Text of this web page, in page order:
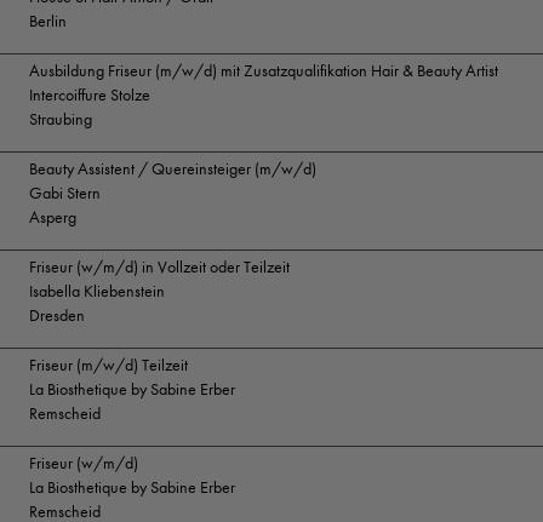
Berlin
Ausbildung Friseur (m/w/d) mit Zusatzqualifikation Hair & Beauty Artist
Intercoiffure Stolze
Straubing
Beauty Assistent / Quereinsteiger (m/w/d)
Gabi Stern
Asperg
Friseur (w/m/d) in Vollzeit oder Teilzeit
Isabella Kliebenstein
Dresden
Friseur (m/w/d) Teilzeit
La Biosthetique by Sabine Erber
Remscheid
Friseur (w/m/d)
La Biosthetique by Sabine Erber
Remscheid